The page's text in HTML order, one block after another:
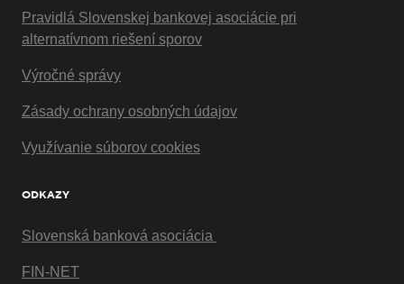
Pravidlá Slovenskej bankovej asociácie pri
alternatívnom riešení sporov
Výročné správy
Zásady ochrany osobných údajov
Využívanie súborov cookies
ODKAZY
Slovenská banková asociácia
FIN-NET